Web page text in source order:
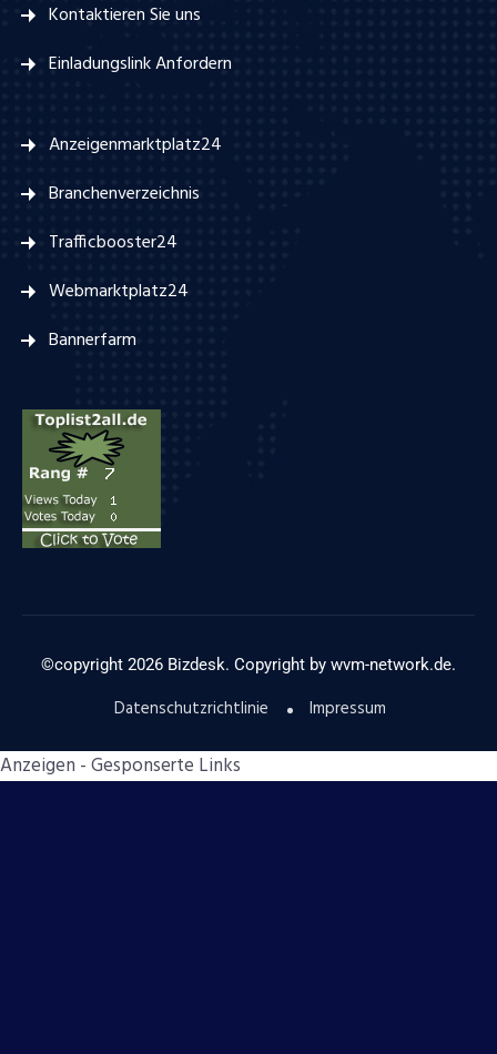
Kontaktieren Sie uns
Einladungslink Anfordern
Anzeigenmarktplatz24
Branchenverzeichnis
Trafficbooster24
Webmarktplatz24
Bannerfarm
©copyright 2026 Bizdesk. Copyright by wvm-network.de.
Datenschutzrichtlinie Impressum
Anzeigen - Gesponserte Links